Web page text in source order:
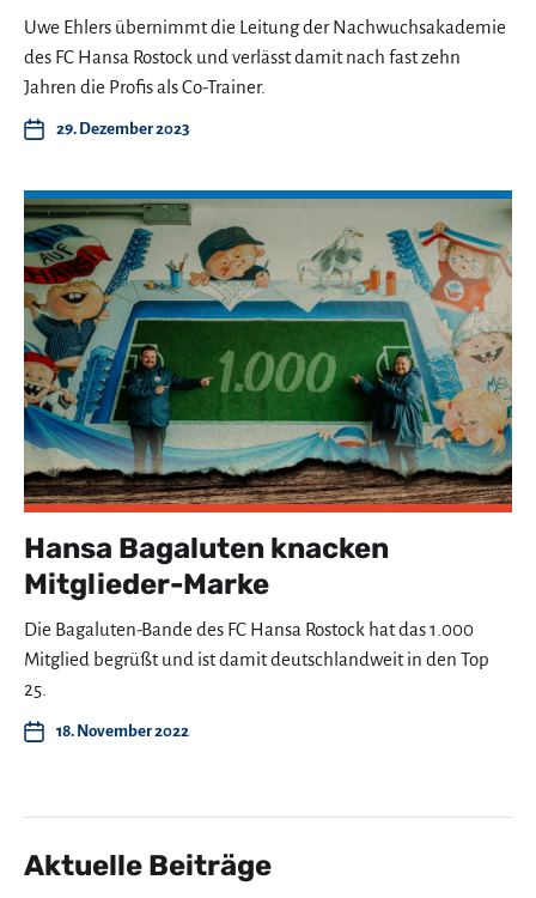
Uwe Ehlers übernimmt die Leitung der Nachwuchsakademie
des FC Hansa Rostock und verlässt damit nach fast zehn
Jahren die Profis als Co-Trainer.
29. Dezember 2023
Hansa Bagaluten knacken
Mitglieder-Marke
Die Bagaluten-Bande des FC Hansa Rostock hat das 1.000
Mitglied begrüßt und ist damit deutschlandweit in den Top
25.
18. November 2022
Aktuelle Beiträge